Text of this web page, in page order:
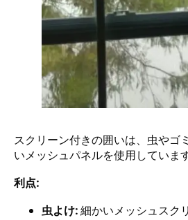
スクリーン付きの囲いは、虫やゴ
いメッシュパネルを使用していま
利点:
虫よけ:細かいメッシュスク